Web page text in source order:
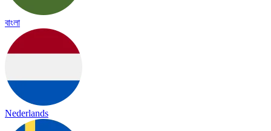
বাংলা
Nederlands